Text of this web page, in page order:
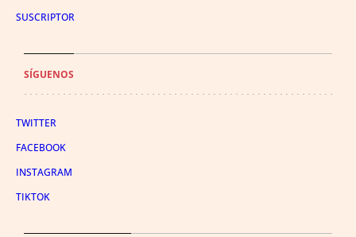
SUSCRIPTOR
SÍGUENOS
TWITTER
FACEBOOK
INSTAGRAM
TIKTOK